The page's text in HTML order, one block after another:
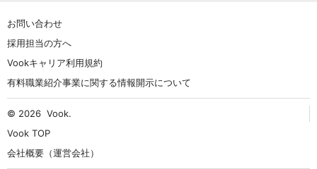
お問い合わせ
採用担当の方へ
Vookキャリア利用規約
有料職業紹介事業に関する情報開示について
© 2026 Vook.
Vook TOP
会社概要（運営会社）